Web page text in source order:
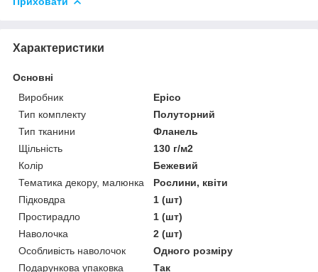
Характеристики
Основні
Виробник
Epico
Тип комплекту
Полуторний
Тип тканини
Фланель
Щільність
130 г/м2
Колір
Бежевий
Тематика декору, малюнка
Рослини, квіти
Підковдра
1 (шт)
Простирадло
1 (шт)
Наволочка
2 (шт)
Особливість наволочок
Одного розміру
Подарункова упаковка
Так